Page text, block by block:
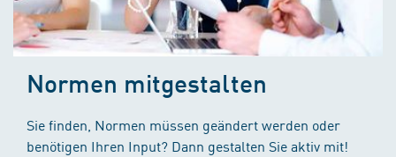
Normen mitgestalten
Sie finden, Normen müssen geändert werden oder
benötigen Ihren Input? Dann gestalten Sie aktiv mit!